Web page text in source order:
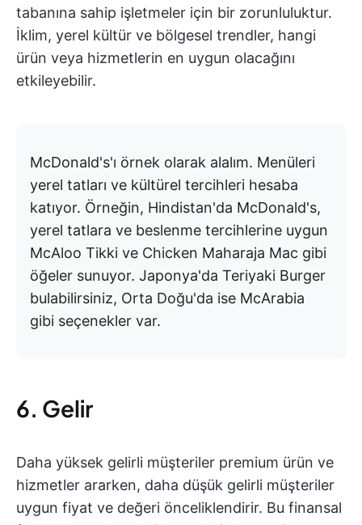
tabanına sahip işletmeler için bir zorunluluktur.
İklim, yerel kültür ve bölgesel trendler, hangi
ürün veya hizmetlerin en uygun olacağını
etkileyebilir.
McDonald's'ı örnek olarak alalım. Menüleri
yerel tatları ve kültürel tercihleri hesaba
katıyor. Örneğin, Hindistan'da McDonald's,
yerel tatlara ve beslenme tercihlerine uygun
McAloo Tikki ve Chicken Maharaja Mac gibi
öğeler sunuyor. Japonya'da Teriyaki Burger
bulabilirsiniz, Orta Doğu'da ise McArabia
gibi seçenekler var.
6. Gelir
Daha yüksek gelirli müşteriler premium ürün ve
hizmetler ararken, daha düşük gelirli müşteriler
uygun fiyat ve değeri önceliklendirir. Bu finansal